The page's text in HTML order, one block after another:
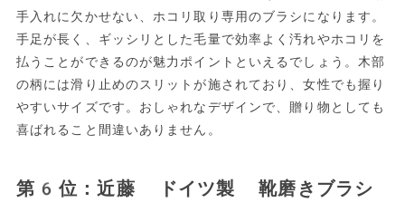
手入れに欠かせない、ホコリ取り専用のブラシになります。
手足が長く、ギッシリとした毛量で効率よく汚れやホコリを
払うことができるのが魅力ポイントといえるでしょう。木部
の柄には滑り止めのスリットが施されており、女性でも握り
やすいサイズです。おしゃれなデザインで、贈り物としても
喜ばれること間違いありません。
第6位：近藤 ドイツ製 靴磨きブラシ